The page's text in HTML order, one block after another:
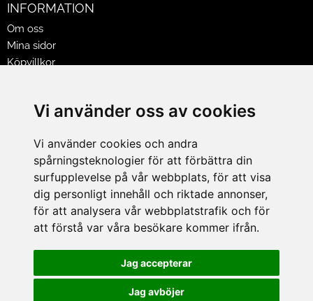
Vi använder oss av cookies
Vi använder cookies och andra
spårningsteknologier för att förbättra din
surfupplevelse på vår webbplats, för att visa
dig personligt innehåll och riktade annonser,
för att analysera vår webbplatstrafik och för
att förstå var våra besökare kommer ifrån.
Jag accepterar
Jag avböjer
INFORMATION
Om oss
Mina sidor
Köpvillkor
Jobba på Hasselgrens
LEVERANS
BETALNINGSSÄTT
I butiken i Lund kan du betala med Visa, Mastercard, Lund
City presentkort och kontanter.